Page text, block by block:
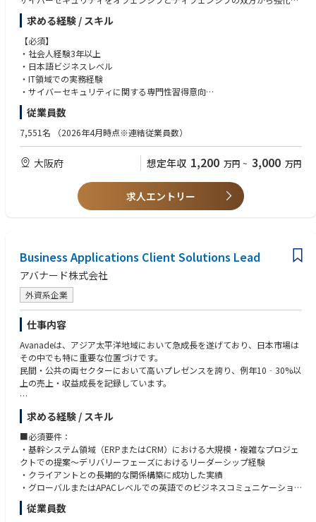
し、あらゆる業界のリーディングカンパニーの成長に最も貢献するという
ミッションの実現を担っていただきます。
■職務内容
クライアントが直面する、サイバーセキュリティに関するリスクの把握か
ら戦略構築、実行支援までのご支援を一気通貫で行っていただきます。
リスク把握・評価：セキュリティ・リスクアセスメント、セキュリティリ
スクの可視化、脆弱性診断・ペネトレーションテスト・TLTP実施 等
セキュリティ戦略立案： セキュリティ高度化施策の企画、戦略実現ロード
セキュリティ強化・運用・改善支援：セキュリティガバナンス強化、レッ
S・ミドルウェアセキュリティ設計支援 等
AIの悪用により攻撃は低コスト・高頻度化。単体製品では限界があり、侵
入前提の検知・対応力が競争力を左右。
・クラウド前提で統制が不足：境界型防御だけでは不十分となり、ID/権
限、ログ、設定不備を起点とするリスクが増大。技術とガバナンスの再設
計が必要。
・規制/顧客要求で説明責任が拡大：規制対応や取引先要求、開示厳格化
により、実施内容と水準を説明できる体制が不可欠。セキュリティは経営
管理テーマへ。
・人材不足と運用疲弊：アラート過多、ツール乱立、属人化でSOC運用が
疲弊。プロセス・自動化・組織設計を含む運用モデル刷新が急務。
【今後の展望（成長領域）
・侵入前提のレジリエンス設計：防御に加え、侵害時の判断・復旧・再発
防止までをBCP/DRと統合。
・ゼロトラストの実装・定着：ID起点に端末・ネットワーク・データ・ロ
グを一貫設計し、運用改善まで担う力が重要。
・KPI化と自動化の加速：MTTD/MTTR等を可視化し、SOARや生成AIで標
準化・省力化。セキュリティは工学化へ。
・サプライチェーン/グローバル対応：委託先を含む統制と多国籍規制対
応が前提となり、企業間連携と標準化が進展。
求める経験 / スキル
【必須】
・社会人経験3年以上
・日本語ビジネスレベル
・IT領域での実務経験
・サイバーセキュリティに関する専門性習得意向
【歓迎】
・EH/CISSP/OSCP/OSWE/CRTO/GPEN/CCSP/
・CISA/CISM/CRISC 等情報セキュリティやITリスクマネジメントに関する
資格保有
・サイバーセキュリティ戦略・ポリシー策定やガバナンス体制整備の支援
・セキュリティ製品の導入・運用経験、CSIRT/SOC業務の経験
従業員数
7,551名 （2026年4月時点※連結従業員数）
大阪府 想定年収 1,200 万円 ~ 3,000 万円
求人エントリー
Business Applications Client Solutions Lead
アバナード株式会社
外資系企業
仕事内容
Avanadeは、アジア太平洋地域において急成長を遂げており、日本市場は
その中でも特に重要な位置づけです。
民間・公共の両セクターにおいて高いプレゼンスを誇り、例年10‐30%以
上の売上・収益成長を記録しています。
その中でも「Business Applications」は最も急成長しているソリューショ
ン領域であり、著しい成長を遂げています。
Avanadeでは、成果創出と結果重視の姿勢を持つリーダーを日本市場にお
迎えし、さらなる成長を牽引していただきたいと考えています。
本ポジションは、日本市場におけるBusiness Applications領域の統括責任
者として、以下のソリューションを対象に事業戦略の策定・実行を担って
・Dynamics 365 CE（CRM）および関連アプリケーション
求める経験 / スキル
■必須要件：
・基幹システム領域（ERPまたはCRM）における大規模・複雑なプロジェ
クトでの提案～デリバリーフェーズにおけるリーダーシップ経験
・クライアントとの長期的な関係構築に成功した実績
・グローバルまたはAPACレベルでの英語でのビジネスコミュニケーショ
ン経験
従業員数